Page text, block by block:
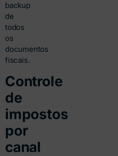
backup
de
todos
os
documentos
fiscais.
Controle
de
impostos
por
canal